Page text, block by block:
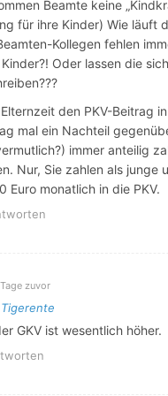
Beamte keine
für ihre Kinder) Wie läuft
Kollegen fehlen
Oder lassen die
den PKV-Beitrag
mal ein Nachteil
immer anteilig
Nur, Sie zahlen als junge
Euro monatlich in die PKV.
zuvor
Tigerente
GKV ist wesentlich höher.